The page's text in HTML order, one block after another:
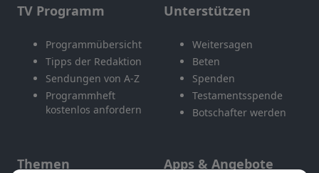
TV Programm
Programmübersicht
Tipps der Redaktion
Sendungen von A-Z
Programmheft
kostenlos anfordern
Unterstützen
Weitersagen
Beten
Spenden
Testamentsspende
Botschafter werden
Themen Apps & Angebote